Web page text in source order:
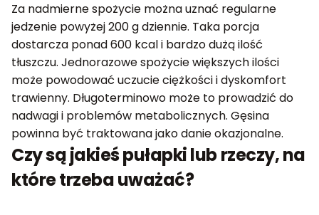
Za nadmierne spożycie można uznać regularne
jedzenie powyżej 200 g dziennie. Taka porcja
dostarcza ponad 600 kcal i bardzo dużą ilość
tłuszczu. Jednorazowe spożycie większych ilości
może powodować uczucie ciężkości i dyskomfort
trawienny. Długoterminowo może to prowadzić do
nadwagi i problemów metabolicznych. Gęsina
powinna być traktowana jako danie okazjonalne.
Czy są jakieś pułapki lub rzeczy, na
które trzeba uważać?